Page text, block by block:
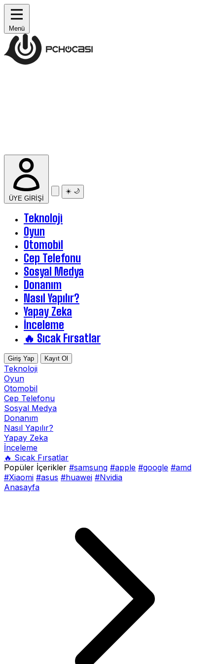
Menü
ÜYE GİRİŞİ
☀️ 🌙
Teknoloji
Oyun
Otomobil
Cep Telefonu
Sosyal Medya
Donanım
Nasıl Yapılır?
Yapay Zeka
İnceleme
🔥 Sıcak Fırsatlar
Giriş Yap Kayıt Ol
Teknoloji
Oyun
Otomobil
Cep Telefonu
Sosyal Medya
Donanım
Nasıl Yapılır?
Yapay Zeka
İnceleme
🔥 Sıcak Fırsatlar
Popüler İçerikler #samsung #apple #google #amd
#Xiaomi #asus #huawei #Nvidia
Anasayfa